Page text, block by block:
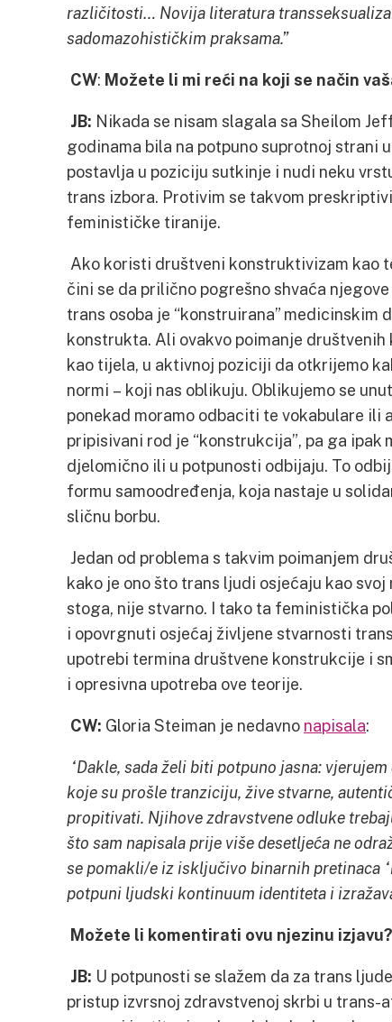
različitosti… Novija literatura
sadomazohističkim praksama.”
CW: Možete li mi reći na koji se način
JB: Nikada se nisam slagala sa Sheilom
godinama bila na potpuno suprotnoj strani
postavlja u poziciju sutkinje i nudi neku
trans izbora. Protivim se takvom
feminističke tiranije.
Ako koristi društveni konstruktivizam kao
čini se da prilično pogrešno shvaća
trans osoba je “konstruirana”
konstrukta. Ali ovakvo poimanje
kao tijela, u aktivnoj poziciji da otkrijemo
normi – koji nas oblikuju. Oblikujemo se
ponekad moramo odbaciti te vokabulare ili
pripisivani rod je “konstrukcija”, pa ga ipak
djelomično ili u potpunosti odbijaju. To
formu samoodređenja, koja nastaje u
sličnu borbu.
Jedan od problema s takvim poimanjem
kako je ono što trans ljudi osjećaju kao svoj
stoga, nije stvarno. I tako ta feministička
i opovrgnuti osjećaj življene stvarnosti
upotrebi termina društvene konstrukcije i
i opresivna upotreba ove teorije.
CW: Gloria Steiman je nedavno napisala:
“Dakle, sada želi biti potpuno jasna:
koje su prošle tranziciju, žive stvarne,
propitivati. Njihove zdravstvene odluke
što sam napisala prije više desetljeća ne
se pomakli/e iz isključivo binarnih pretinaca
potpuni ljudski kontinuum identiteta i
Možete li komentirati ovu njezinu izjavu?
JB: U potpunosti se slažem da za trans
pristup izvrsnoj zdravstvenoj skrbi u trans-